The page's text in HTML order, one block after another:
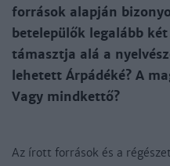
források alapján
betelepülők legalább
támasztja alá a
lehetett Árpádéké? A
Vagy mindkettő?
Az írott források és a